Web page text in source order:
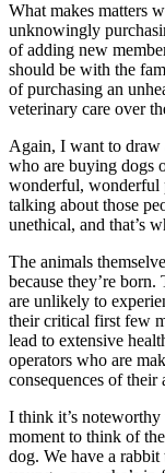
What makes matters
unknowingly
of adding new
should be with the
of purchasing an
veterinary care over
Again, I want to draw
who are buying dogs
wonderful, wonderful
talking about those
unethical, and that’s
The animals
because they’re
are unlikely to
their critical first few
lead to extensive
operators who are
consequences of their
I think it’s noteworthy
moment to think of
dog. We have a